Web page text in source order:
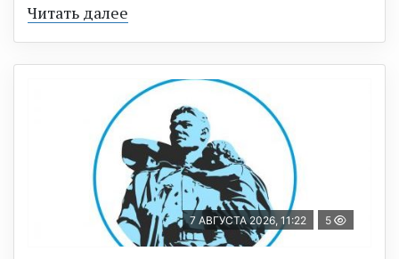
Читать далее
7 АВГУСТА 2026, 11:22 5